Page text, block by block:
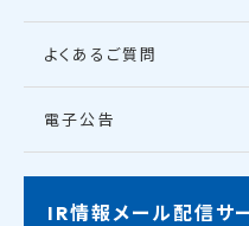
よくあるご質問
電子公告
IR情報メール配信サ